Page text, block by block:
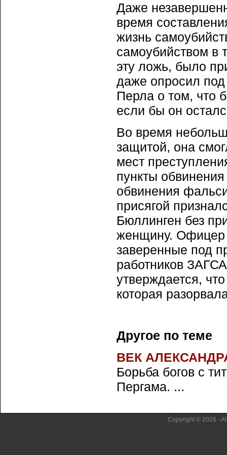
Даже
время
жизнь
самоубийством в
эту ложь, было
даже опросил под
Перла о том, что
если бы он
Во время
защитой, она
мест
пункты
обвинения
присягой
Бюллинген без
женщину. Офицер
заверенные под
работников
утверждается,
которая
Другое по теме
ВЕК
Борьба богов с
Пергама. ...
Copyright © 2026 -